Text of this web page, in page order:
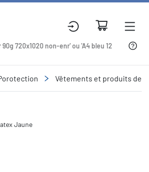
Vêtements et produits de